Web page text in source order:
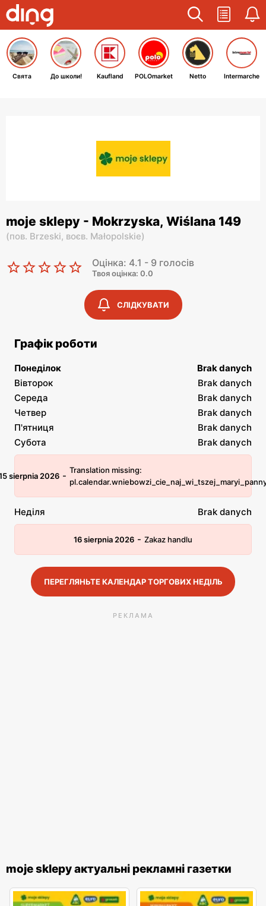
Свята До школи! Kaufland POLOmarket Netto Intermarche
moje sklepy - Mokrzyska, Wiślana 149
(пов. Brzeski, воєв. Małopolskie)
Оцінка: 4.1 - 9 голосів
Твоя оцінка: 0.0
СЛІДКУВАТИ
Графік роботи
Понеділок
Brak danych
Вівторок
Brak danych
Середа
Brak danych
Четвер
Brak danych
П'ятниця
Brak danych
Субота
Brak danych
sierpnia 2026 - Translation missing:
Неділя Brak danych
16 sierpnia 2026 - Zakaz handlu
ПЕРЕГЛЯНЬТЕ КАЛЕНДАР ТОРГОВИХ НЕДІЛЬ
РЕКЛАМА
moje sklepy актуальні рекламні газетки